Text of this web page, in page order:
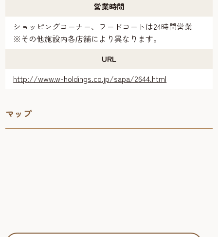
営業時間
ショッピングコーナー、フードコートは24時間営業
※その他施設内各店舗により異なります。
URL
http://www.w-holdings.co.jp/sapa/2644.html
マップ